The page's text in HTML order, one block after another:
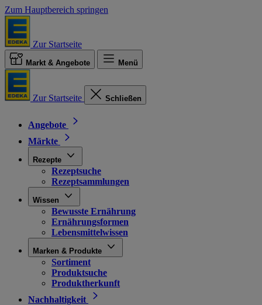
Zum Hauptbereich springen
Zur Startseite
Markt & Angebote Menü
Zur Startseite Schließen
Angebote
Märkte
Rezepte
Rezeptsuche
Rezeptsammlungen
Wissen
Bewusste Ernährung
Ernährungsformen
Lebensmittelwissen
Marken & Produkte
Sortiment
Produktsuche
Produktherkunft
Nachhaltigkeit